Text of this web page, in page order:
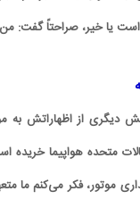
یا خیر، صراحتاً گفت:
دیگری از اظهاراتش به
متحده هواپیما خریده
موتور، فکر می‌کنم ما